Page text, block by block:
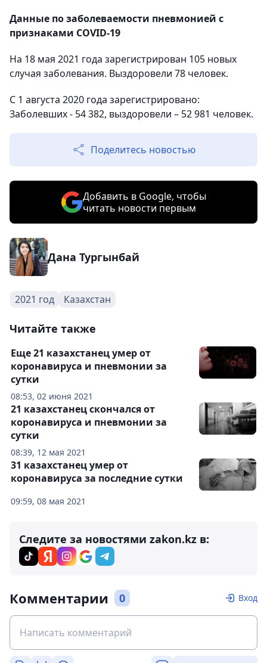
Данные по заболеваемости пневмонией с
признаками COVID-19
На 18 мая 2021 года зарегистрирован 105 новых
случая заболевания. Выздоровели 78 человек.
С 1 августа 2020 года зарегистрировано:
Заболевших - 54 382, выздоровели – 52 981 человек.
Поделитесь новостью
Добавить в Google, чтобы
читать новости первым
Дана Тургынбай
2021 год Казахстан
Читайте также
08:53, 02 июня 2021
Еще 21 казахстанец умер от
коронавируса и пневмонии за
сутки
08:39, 12 мая 2021
21 казахстанец скончался от
коронавируса и пневмонии за
сутки
09:59, 08 мая 2021
31 казахстанец умер от
коронавируса за последние сутки
Следите за новостями zakon.kz в:
Комментарии 0 Вход